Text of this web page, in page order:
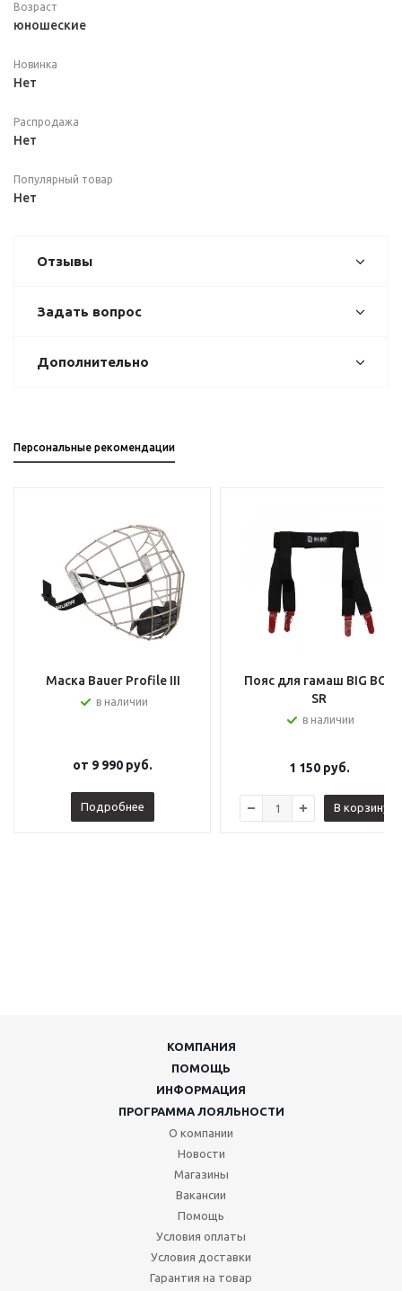
Возраст
юношеские
Новинка
Нет
Распродажа
Нет
Популярный товар
Нет
Отзывы
Задать вопрос
Дополнительно
Персональные рекомендации
Маска Bauer Profile III
в наличии
от 9 990 руб.
Подробнее
Пояс для гамаш BIG BOY
SR
в наличии
1 150руб.
В корзину
КОМПАНИЯ
ПОМОЩЬ
ИНФОРМАЦИЯ
ПРОГРАММА ЛОЯЛЬНОСТИ
О компании
Новости
Магазины
Вакансии
Помощь
Условия оплаты
Условия доставки
Гарантия на товар